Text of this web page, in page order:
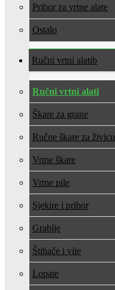
Pribor za vrtne alate
Ostalo
Ručni vrtni alati
Ručni vrtni alati
Škare za grane
Ručne škare za živicu
Vrtne škare
Vrtne pile
Sjekire i pribor
Grablje
Štihače i vile
Lopate